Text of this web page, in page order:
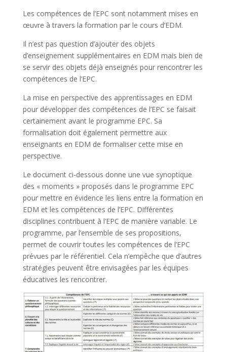
Les compétences de l’EPC sont notamment mises en
œuvre à travers la formation par le cours d’EDM.
Il n’est pas question d’ajouter des objets
d’enseignement supplémentaires en EDM mais bien de
se servir des objets déjà enseignés pour rencontrer les
compétences de l’EPC.
La mise en perspective des apprentissages en EDM
pour développer des compétences de l’EPC se faisait
certainement avant le programme EPC. Sa
formalisation doit également permettre aux
enseignants en EDM de formaliser cette mise en
perspective.
Le document ci-dessous donne une vue synoptique
des « moments » proposés dans le programme EPC
pour mettre en évidence les liens entre la formation en
EDM et les compétences de l’EPC. Différentes
disciplines contribuent à l’EPC de manière variable. Le
programme, par l’ensemble de ses propositions,
permet de couvrir toutes les compétences de l’EPC
prévues par le référentiel. Cela n’empêche que d’autres
stratégies peuvent être envisagées par les équipes
éducatives les rencontrer.